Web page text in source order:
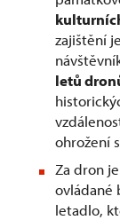
zajištění
letů
ohrožení
Za dron
ovládané
letadlo,